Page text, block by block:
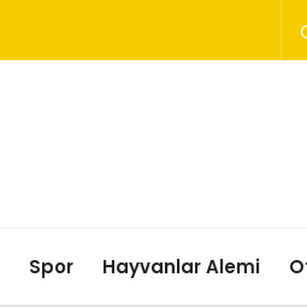
Spor Hayvanlar Alemi